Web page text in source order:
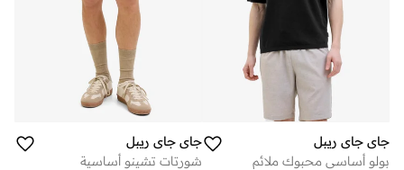
جاي جاي ريبل
بولو أساسي محبوك ملائم
جاي جاي ريبل
شورتات تشينو أساسية